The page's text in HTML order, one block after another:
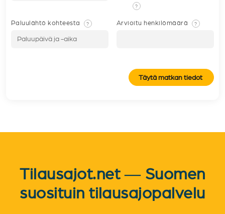
?
Paluulähtö kohteesta ? Arvioitu henkilömäärä ?
Täytä matkan tiedot
Tilausajot.net — Suomen
suosituin tilausajopalvelu